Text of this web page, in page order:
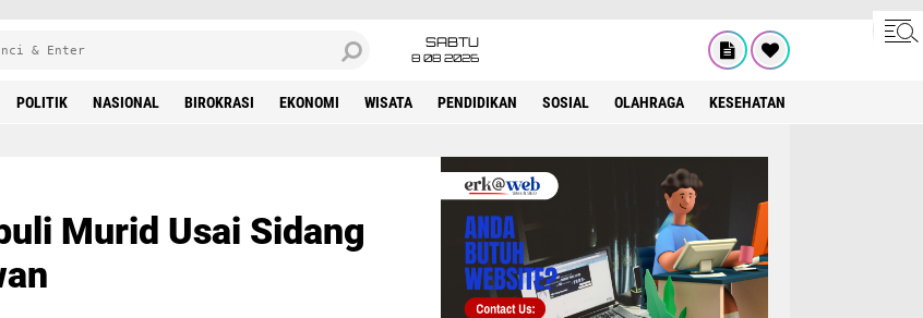
SABTU
8 08 2026
POLITIK NASIONAL BIROKRASI EKONOMI WISATA PENDIDIKAN SOSIAL OLAHRAGA KESEHATAN
Murid Usai Sidang